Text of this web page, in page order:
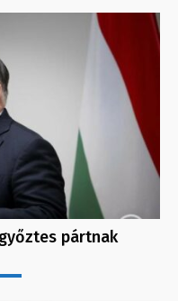
pártnak